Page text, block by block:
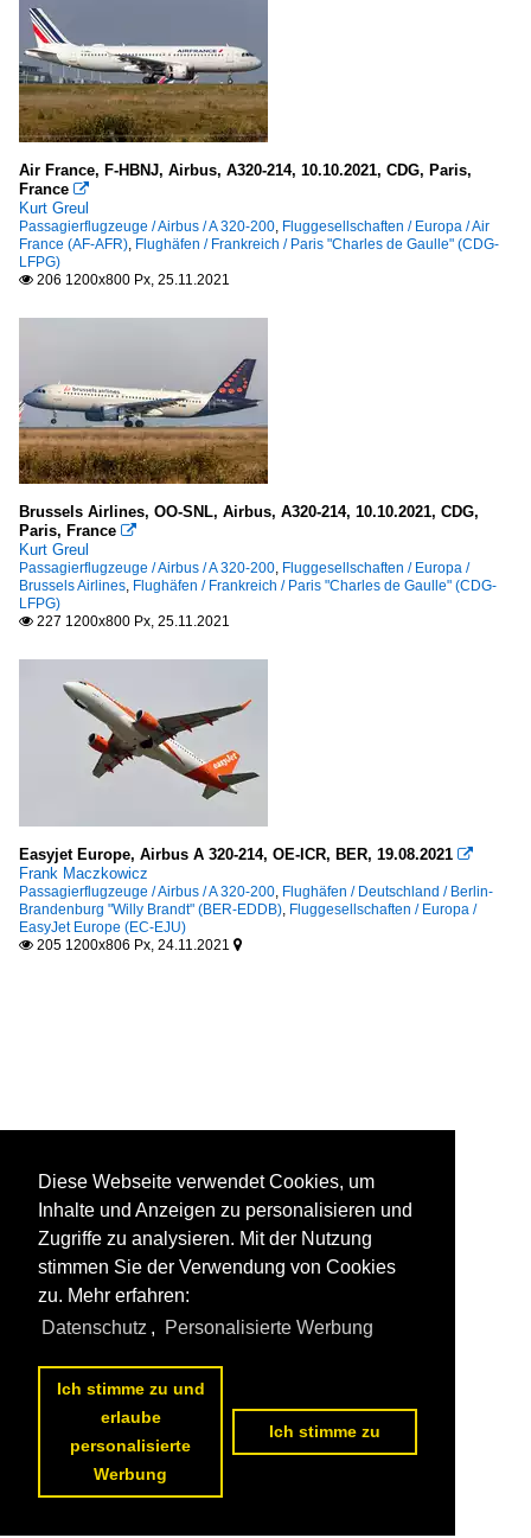
Air France, F-HBNJ, Airbus, A320-214, 10.10.2021, CDG, Paris,
France 
Kurt Greul
Passagierflugzeuge / Airbus / A 320-200, Fluggesellschaften / Europa / Air
France (AF-AFR), Flughäfen / Frankreich / Paris "Charles de Gaulle" (CDG-
LFPG)
 206 1200x800 Px, 25.11.2021
Brussels Airlines, OO-SNL, Airbus, A320-214, 10.10.2021, CDG,
Paris, France 
Kurt Greul
Passagierflugzeuge / Airbus / A 320-200, Fluggesellschaften / Europa /
Brussels Airlines, Flughäfen / Frankreich / Paris "Charles de Gaulle" (CDG-
LFPG)
 227 1200x800 Px, 25.11.2021
Easyjet Europe, Airbus A 320-214, OE-ICR, BER, 19.08.2021 
Frank Maczkowicz
Passagierflugzeuge / Airbus / A 320-200, Flughäfen / Deutschland / Berlin-
Brandenburg "Willy Brandt" (BER-EDDB), Fluggesellschaften / Europa /
EasyJet Europe (EC-EJU)
 205 1200x806 Px, 24.11.2021 
Diese Webseite verwendet Cookies, um
Inhalte und Anzeigen zu personalisieren und
Zugriffe zu analysieren. Mit der Nutzung
stimmen Sie der Verwendung von Cookies
zu. Mehr erfahren:
Datenschutz , Personalisierte Werbung
Ich stimme zu und
erlaube
personalisierte
Werbung
Ich stimme zu